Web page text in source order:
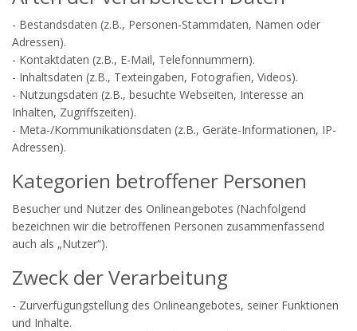
- Bestandsdaten (z.B., Personen-Stammdaten, Namen oder
Adressen).
- Kontaktdaten (z.B., E-Mail, Telefonnummern).
- Inhaltsdaten (z.B., Texteingaben, Fotografien, Videos).
- Nutzungsdaten (z.B., besuchte Webseiten, Interesse an
Inhalten, Zugriffszeiten).
- Meta-/Kommunikationsdaten (z.B., Geräte-Informationen, IP-
Adressen).
Kategorien betroffener Personen
Besucher und Nutzer des Onlineangebotes (Nachfolgend
bezeichnen wir die betroffenen Personen zusammenfassend
auch als „Nutzer“).
Zweck der Verarbeitung
- Zurverfügungstellung des Onlineangebotes, seiner Funktionen
und Inhalte.